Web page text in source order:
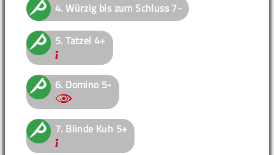
4.Würzig bis zum Schluss7-
5.Tatzel 4+
6. Domino 5-
7. Blinde Kuh 5+